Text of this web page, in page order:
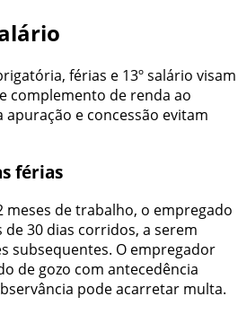
férias e 13º salário visam
complemento de renda ao
e concessão evitam
férias
meses de trabalho, o empregado
30 dias corridos, a serem
subsequentes. O empregador
de gozo com antecedência
pode acarretar multa.